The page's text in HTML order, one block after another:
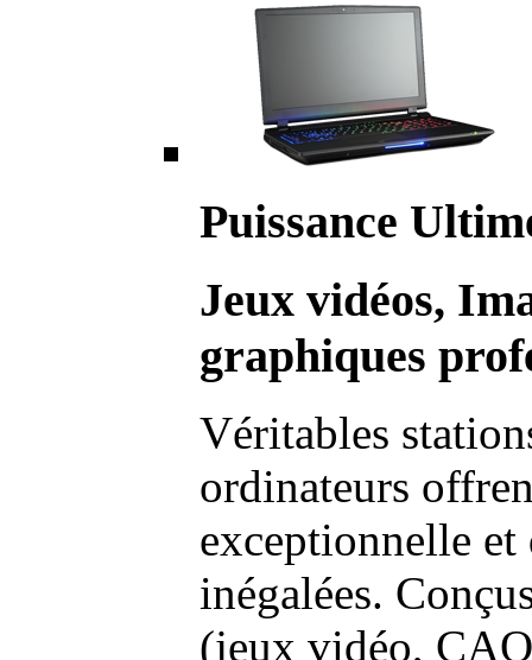
Puissance
Jeux vidéos,
graphiques
Véritables
ordinateurs
exceptionnelle et
inégalées.
(jeux vidéo,